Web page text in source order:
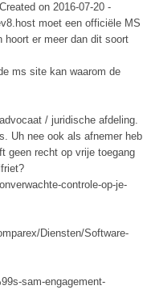
on 2016-07-20 -
moet een officiële MS
er meer dan dit soort
ms site kan waarom de
/ juridische afdeling.
Uh nee ook als afnemer heb
geen recht op vrije toegang
controle-op-je-
Diensten/Software-
sam-engagement-